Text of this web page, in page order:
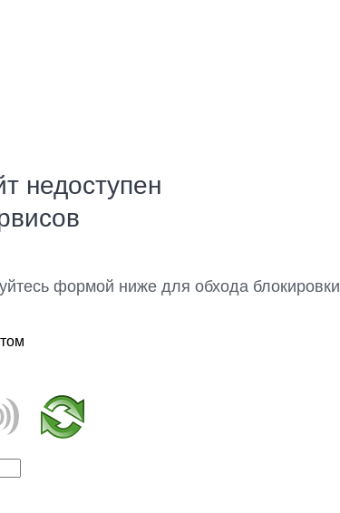
недоступен
формой ниже для обхода блокировки